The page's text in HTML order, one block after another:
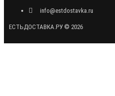
info@estdostavka.ru
ЕСТЬДОСТАВКА.РУ © 2026